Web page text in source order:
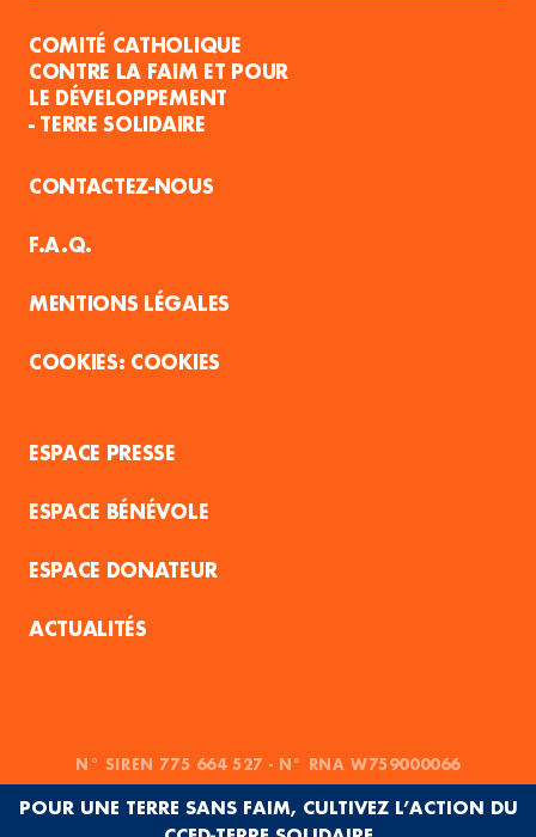
COMITÉ CATHOLIQUE
CONTRE LA FAIM ET POUR
LE DÉVELOPPEMENT
- TERRE SOLIDAIRE
CONTACTEZ-NOUS
F.A.Q.
MENTIONS LÉGALES
COOKIES
ESPACE PRESSE
ESPACE BÉNÉVOLE
ESPACE DONATEUR
ACTUALITÉS
N° SIREN 775 664 527 - N° RNA W759000066
POUR UNE TERRE SANS FAIM, CULTIVEZ L’ACTION DU